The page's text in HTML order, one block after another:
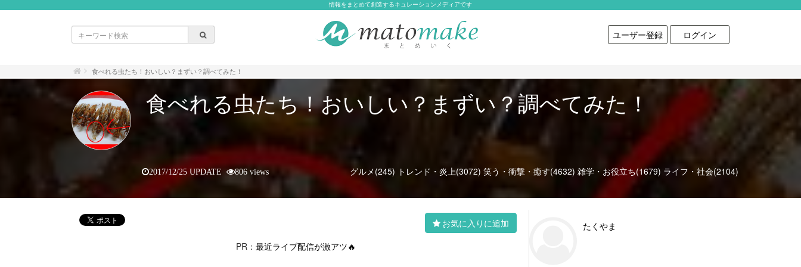
情報をまとめて創造するキュレーションメディアです
ユーザー登録 ログイン
食べれる虫たち！おいしい？まずい？調べてみた！
食べれる虫たち！おいしい？まずい？調べてみた！
グルメ(245) トレンド・炎上(3072) 笑う・衝撃・癒す(4632) 雑学・お役立ち(1679) ライフ・社会(2104)
2017/12/25 UPDATE 806 views
お気に入りに追加
PR： 最近ライブ配信が激アツ🔥
たくやま